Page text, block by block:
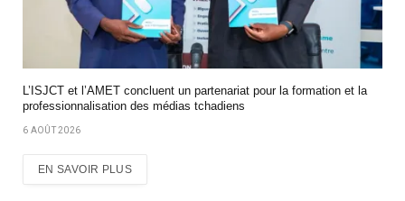
L’ISJCT et l’AMET concluent un partenariat pour la formation et la
professionnalisation des médias tchadiens
6 AOÛT 2026
EN SAVOIR PLUS